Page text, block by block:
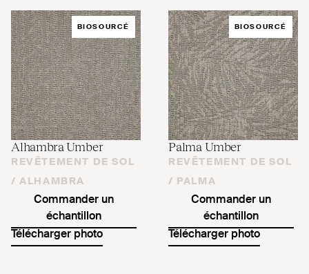
BIOSOURCÉ
Alhambra Umber
REVÊTEMENT DE SOL
/ ALHAMBRA
Commander un
échantillon
Télécharger photo
BIOSOURCÉ
Palma Umber
REVÊTEMENT DE SOL
/
PALMA
Commander un
échantillon
Télécharger photo